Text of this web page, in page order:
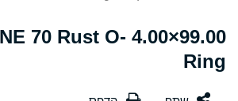
70 Rust O-
Ring